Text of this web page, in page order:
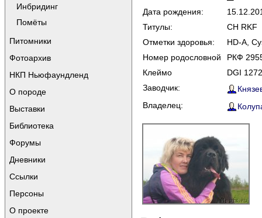
Инбридинг
Помёты
Питомники
Фотоархив
НКП Ньюфаундленд
О породе
Выставки
Библиотека
Форумы
Дневники
Ссылки
Персоны
О проекте
Дата рождения:
Титулы:
CH RKF
Отметки здоровья:
HD-A,
Номер родословной
РКФ
Клеймо
DGI 1272
Заводчик:
Владелец: